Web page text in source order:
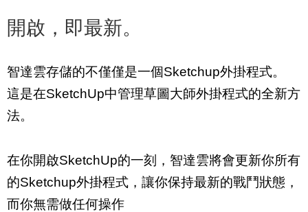
開啟，即最新。
智達雲存儲的不僅僅是一個Sketchup外掛程式。
這是在SketchUp中管理草圖大師外掛程式的全新方
法。
在你開啟SketchUp的一刻，智達雲將會更新你所有
的Sketchup外掛程式，讓你保持最新的戰鬥狀態，
而你無需做任何操作